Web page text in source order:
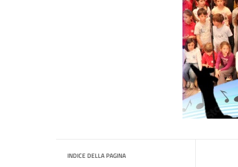
INDICE DELLA PAGINA